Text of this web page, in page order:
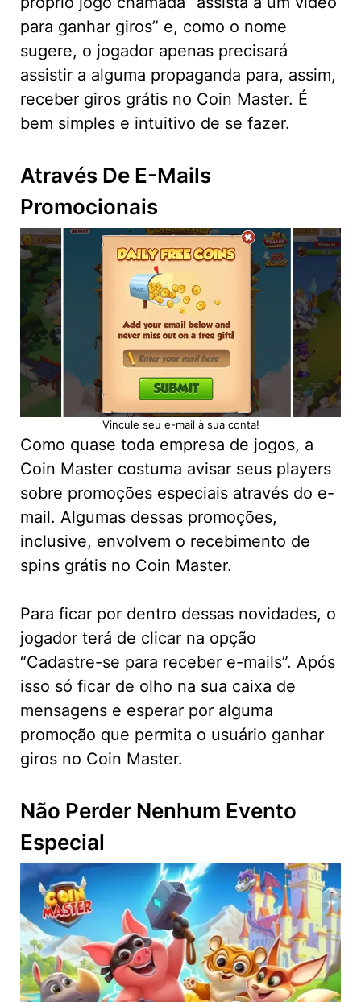
para ganhar giros” e, como o nome
sugere, o jogador apenas precisará
assistir a alguma propaganda para, assim,
receber giros grátis no Coin Master. É
bem simples e intuitivo de se fazer.
Através De E-Mails
Promocionais
Vincule seu e-mail à sua conta!
Como quase toda empresa de jogos, a
Coin Master costuma avisar seus players
sobre promoções especiais através do e-
mail. Algumas dessas promoções,
inclusive, envolvem o recebimento de
spins grátis no Coin Master.
Para ficar por dentro dessas novidades, o
jogador terá de clicar na opção
“Cadastre-se para receber e-mails”. Após
isso só ficar de olho na sua caixa de
mensagens e esperar por alguma
promoção que permita o usuário ganhar
giros no Coin Master.
Não Perder Nenhum Evento
Especial